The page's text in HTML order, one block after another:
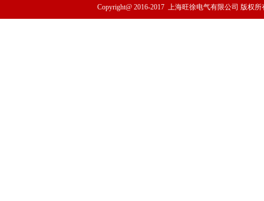
Copyright@ 2016-2017 上海旺徐电气有限公司 版权